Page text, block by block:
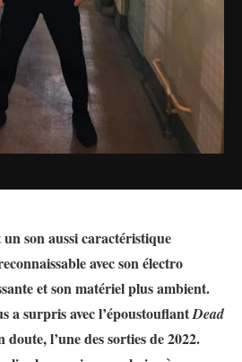
son aussi caractéristique
avec son électro
et son matériel plus ambient.
a surpris avec l’époustouflantDead
doute, l’une des sorties de 2022.